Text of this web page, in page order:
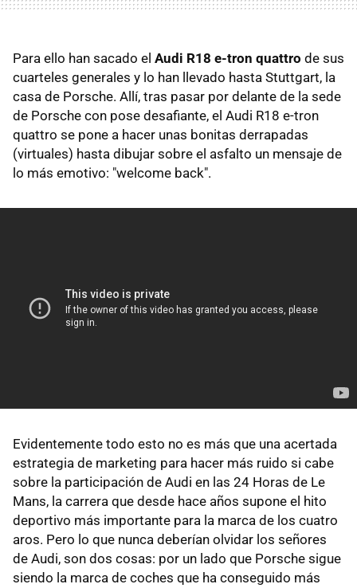
Para ello han sacado el Audi R18 e-tron quattro de sus
cuarteles generales y lo han llevado hasta Stuttgart, la
casa de Porsche. Allí, tras pasar por delante de la sede
de Porsche con pose desafiante, el Audi R18 e-tron
quattro se pone a hacer unas bonitas derrapadas
(virtuales) hasta dibujar sobre el asfalto un mensaje de
lo más emotivo: "welcome back".
Evidentemente todo esto no es más que una acertada
estrategia de marketing para hacer más ruido si cabe
sobre la participación de Audi en las 24 Horas de Le
Mans, la carrera que desde hace años supone el hito
deportivo más importante para la marca de los cuatro
aros. Pero lo que nunca deberían olvidar los señores
de Audi, son dos cosas: por un lado que Porsche sigue
siendo la marca de coches que ha conseguido más